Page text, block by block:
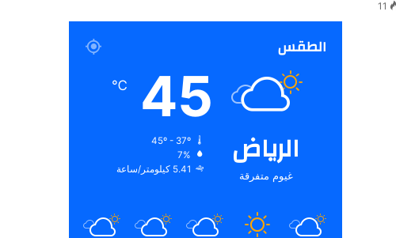
11
الطقس
الرياض
غيوم متفرقة
45
℃
7%
5.41 كيلومتر/ساعة